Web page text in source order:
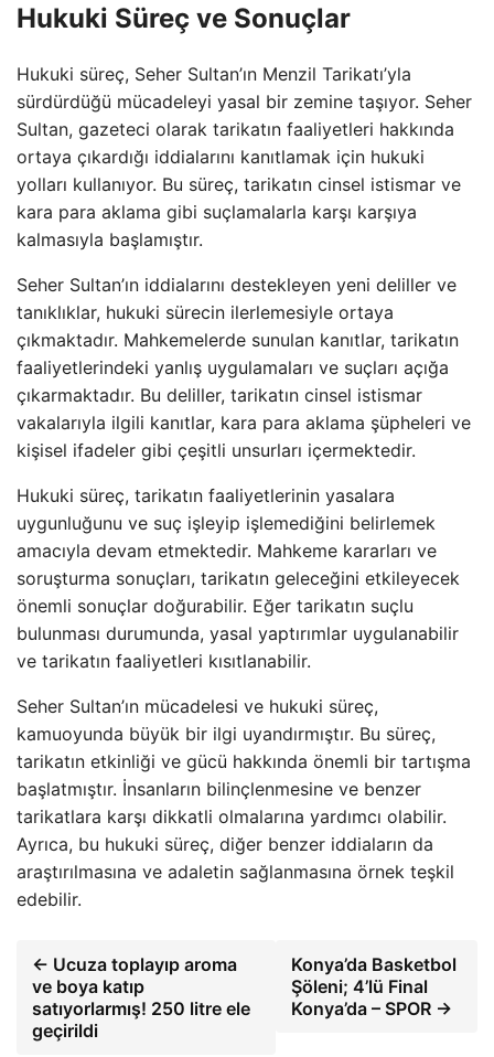
Hukuki Süreç ve Sonuçlar
Hukuki süreç, Seher Sultan’ın Menzil Tarikatı’yla
sürdürdüğü mücadeleyi yasal bir zemine taşıyor. Seher
Sultan, gazeteci olarak tarikatın faaliyetleri hakkında
ortaya çıkardığı iddialarını kanıtlamak için hukuki
yolları kullanıyor. Bu süreç, tarikatın cinsel istismar ve
kara para aklama gibi suçlamalarla karşı karşıya
kalmasıyla başlamıştır.
Seher Sultan’ın iddialarını destekleyen yeni deliller ve
tanıklıklar, hukuki sürecin ilerlemesiyle ortaya
çıkmaktadır. Mahkemelerde sunulan kanıtlar, tarikatın
faaliyetlerindeki yanlış uygulamaları ve suçları açığa
çıkarmaktadır. Bu deliller, tarikatın cinsel istismar
vakalarıyla ilgili kanıtlar, kara para aklama şüpheleri ve
kişisel ifadeler gibi çeşitli unsurları içermektedir.
Hukuki süreç, tarikatın faaliyetlerinin yasalara
uygunluğunu ve suç işleyip işlemediğini belirlemek
amacıyla devam etmektedir. Mahkeme kararları ve
soruşturma sonuçları, tarikatın geleceğini etkileyecek
önemli sonuçlar doğurabilir. Eğer tarikatın suçlu
bulunması durumunda, yasal yaptırımlar uygulanabilir
ve tarikatın faaliyetleri kısıtlanabilir.
Seher Sultan’ın mücadelesi ve hukuki süreç,
kamuoyunda büyük bir ilgi uyandırmıştır. Bu süreç,
tarikatın etkinliği ve gücü hakkında önemli bir tartışma
başlatmıştır. İnsanların bilinçlenmesine ve benzer
tarikatlara karşı dikkatli olmalarına yardımcı olabilir.
Ayrıca, bu hukuki süreç, diğer benzer iddiaların da
araştırılmasına ve adaletin sağlanmasına örnek teşkil
edebilir.
← Ucuza toplayıp aroma
ve boya katıp
satıyorlarmış! 250 litre ele
geçirildi
Konya’da Basketbol
Şöleni; 4’lü Final
Konya’da – SPOR →